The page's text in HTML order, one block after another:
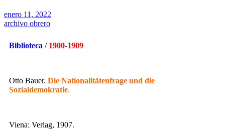
enero 11, 2022
archivo obrero
Biblioteca / 1900-1909
Otto Bauer. Die Nationalitätenfrage und die
Sozialdemokratie.
Viena: Verlag, 1907.